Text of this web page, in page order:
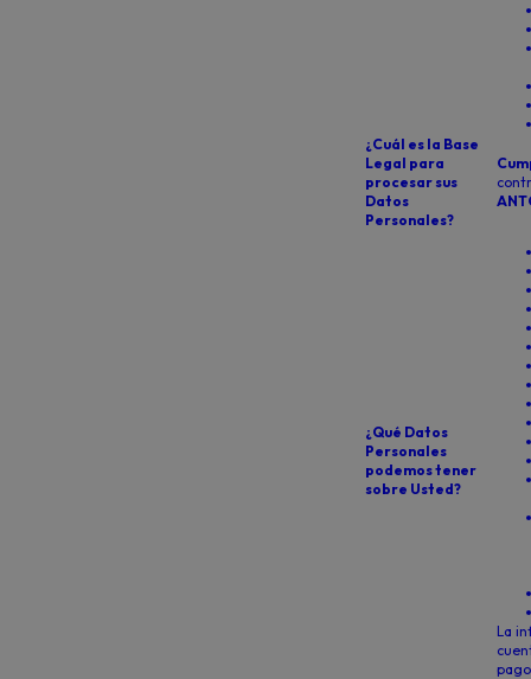
¿Cuál es la Base
Legal para
procesar sus
Datos
Personales?
¿Qué Datos
Personales
podemos tener
sobre Usted?
La